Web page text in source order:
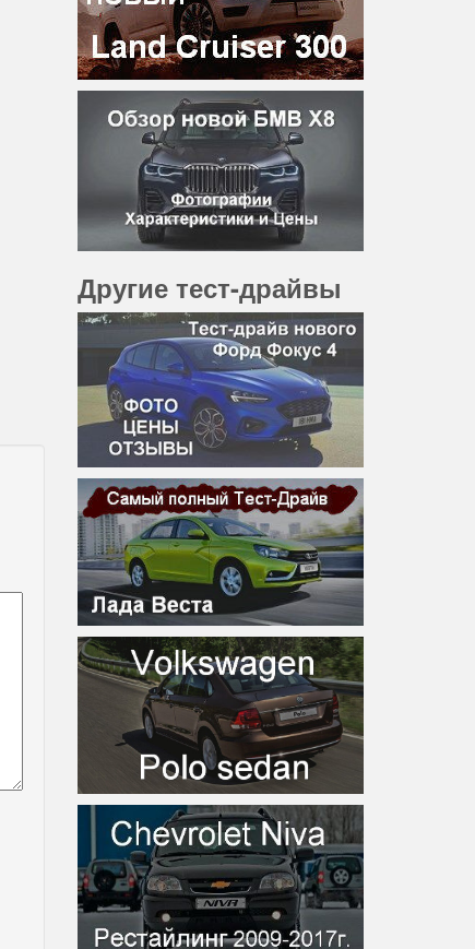
Другие тест-драйвы